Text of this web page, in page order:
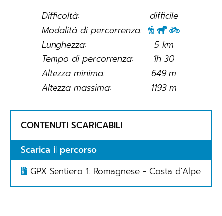
Difficoltà:
difficile
Modalità di percorrenza:
Lunghezza:
5 km
Tempo di percorrenza:
1h 30
Altezza minima:
649 m
Altezza massima:
1193 m
CONTENUTI SCARICABILI
Scarica il percorso
GPX Sentiero 1: Romagnese - Costa d'Alpe